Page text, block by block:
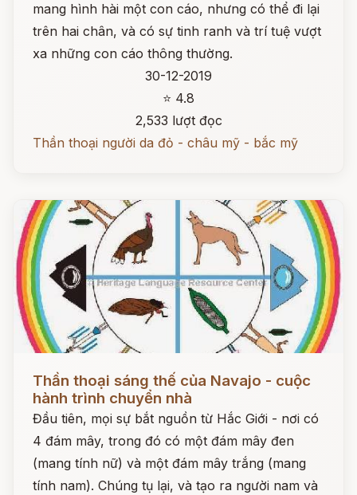
mang hình hài một con cáo, nhưng có thể đi lại
trên hai chân, và có sự tinh ranh và trí tuệ vượt
xa những con cáo thông thường.
30-12-2019
⭐ 4.8
2,533 lượt đọc
Thần thoại người da đỏ - châu mỹ - bắc mỹ
Đọc ngay
Thần thoại sáng thế của Navajo - cuộc
hành trình chuyển nhà
Đầu tiên, mọi sự bắt nguồn từ Hắc Giới - nơi có
4 đám mây, trong đó có một đám mây đen
(mang tính nữ) và một đám mây trắng (mang
tính nam). Chúng tụ lại, và tạo ra người nam và